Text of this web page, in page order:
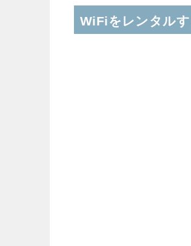
WiFiをレンタル